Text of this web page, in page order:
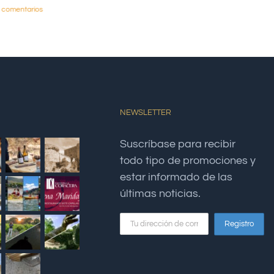
comentarios
NEWSLETTER
Suscríbase para recibir
todo tipo de promociones y
estar informado de las
últimas noticias.